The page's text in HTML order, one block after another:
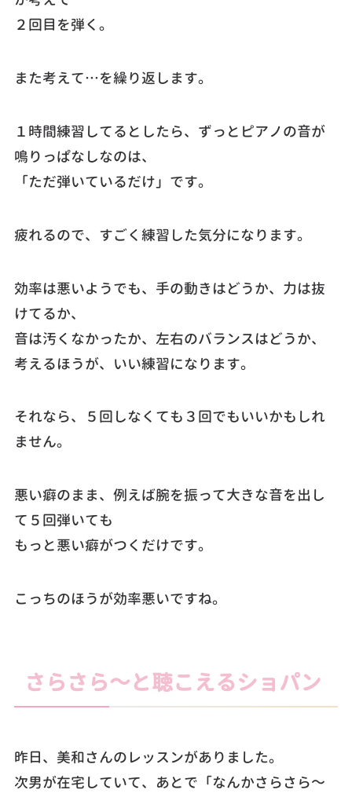
２回目を弾く。
また考えて…を繰り返します。
１時間練習してるとしたら、ずっとピアノの音が
鳴りっぱなしなのは、
「ただ弾いているだけ」です。
疲れるので、すごく練習した気分になります。
効率は悪いようでも、手の動きはどうか、力は抜
けてるか、
音は汚くなかったか、左右のバランスはどうか、
考えるほうが、いい練習になります。
それなら、５回しなくても３回でもいいかもしれ
ません。
悪い癖のまま、例えば腕を振って大きな音を出し
て５回弾いても
もっと悪い癖がつくだけです。
こっちのほうが効率悪いですね。
さらさら～と聴こえるショパン
昨日、美和さんのレッスンがありました。
次男が在宅していて、あとで「なんかさらさら～